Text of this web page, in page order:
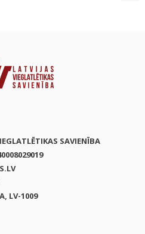
SAVIENĪBA
LV-1009